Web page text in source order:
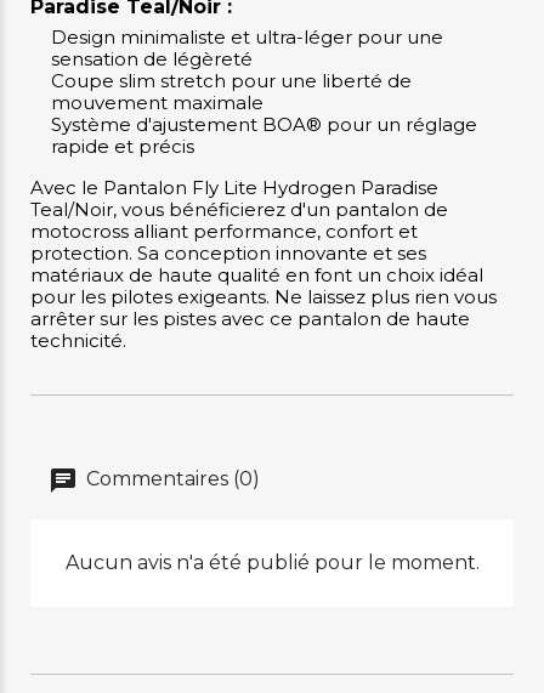
Paradise Teal/Noir :
Design minimaliste et ultra-léger pour une
sensation de légèreté
Coupe slim stretch pour une liberté de
mouvement maximale
Système d'ajustement BOA® pour un réglage
rapide et précis
Avec le Pantalon Fly Lite Hydrogen Paradise
Teal/Noir, vous bénéficierez d'un pantalon de
motocross alliant performance, confort et
protection. Sa conception innovante et ses
matériaux de haute qualité en font un choix idéal
pour les pilotes exigeants. Ne laissez plus rien vous
arrêter sur les pistes avec ce pantalon de haute
technicité.
Commentaires (0)
Aucun avis n'a été publié pour le moment.